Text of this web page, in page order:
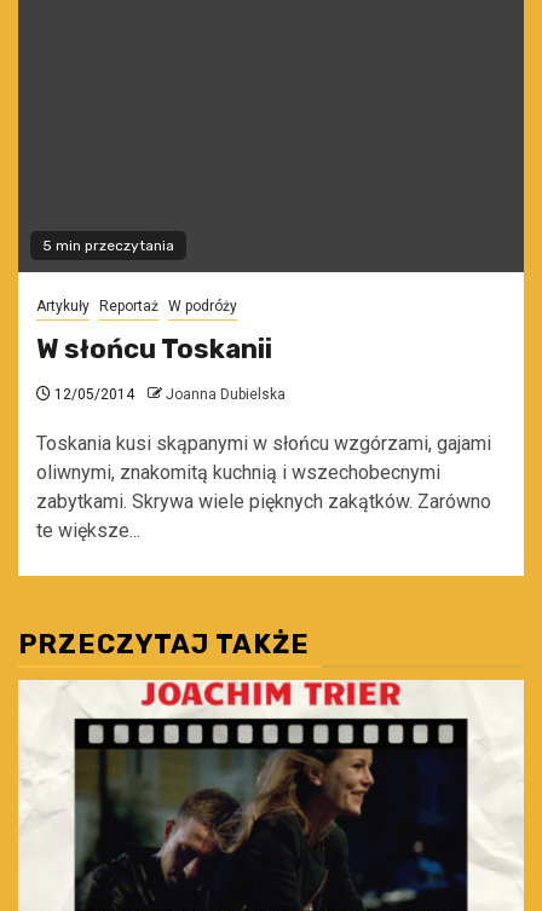
5 min przeczytania
Artykuły Reportaż W podróży
W słońcu Toskanii
12/05/2014 Joanna Dubielska
Toskania kusi skąpanymi w słońcu wzgórzami, gajami
oliwnymi, znakomitą kuchnią i wszechobecnymi
zabytkami. Skrywa wiele pięknych zakątków. Zarówno
te większe...
PRZECZYTAJ TAKŻE